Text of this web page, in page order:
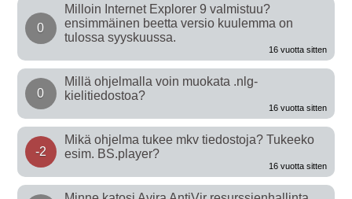
0
Milloin Internet Explorer 9 valmistuu?
ensimmäinen beetta versio kuulemma on
tulossa syyskuussa.
16 vuotta sitten
0
Millä ohjelmalla voin muokata .nlg-
kielitiedostoa?
16 vuotta sitten
-2
Mikä ohjelma tukee mkv tiedostoja? Tukeeko
esim. BS.player?
16 vuotta sitten